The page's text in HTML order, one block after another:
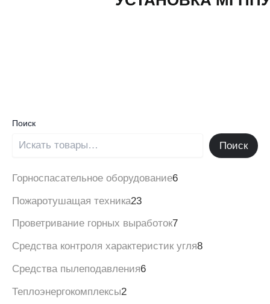
Поиск
Поиск
Горноспасательное оборудование6
Пожаротушащая техника23
Проветривание горных выработок7
Средства контроля характеристик угля8
Средства пылеподавления6
Теплоэнергокомплексы2